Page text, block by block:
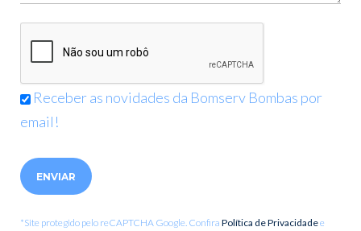
Receber as novidades da Bomserv Bombas por
email!
*Site protegido pelo reCAPTCHA Google. Confira Política de Privacidadee